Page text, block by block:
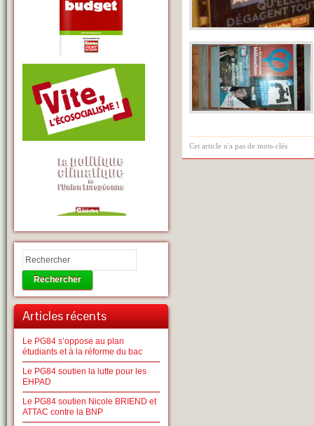
Rechercher
Articles récents
Le PG84 s’oppose au plan
étudiants et à la réforme du bac
Le PG84 soutien la lutte pour les
EHPAD
Le PG84 soutien Nicole BRIEND et
ATTAC contre la BNP
Cet article n'a pas de mots-clés